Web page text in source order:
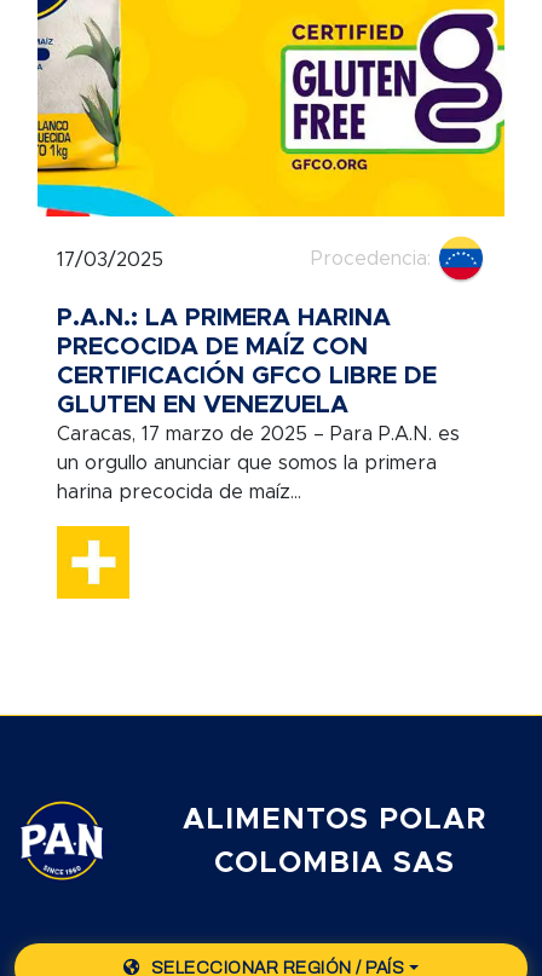
17/03/2025 Procedencia:
P.A.N.: LA PRIMERA HARINA
PRECOCIDA DE MAÍZ CON
CERTIFICACIÓN GFCO LIBRE DE
GLUTEN EN VENEZUELA
Caracas, 17 marzo de 2025 – Para P.A.N. es
un orgullo anunciar que somos la primera
harina precocida de maíz...
ALIMENTOS POLAR
COLOMBIA SAS
SELECCIONAR REGIÓN / PAÍS